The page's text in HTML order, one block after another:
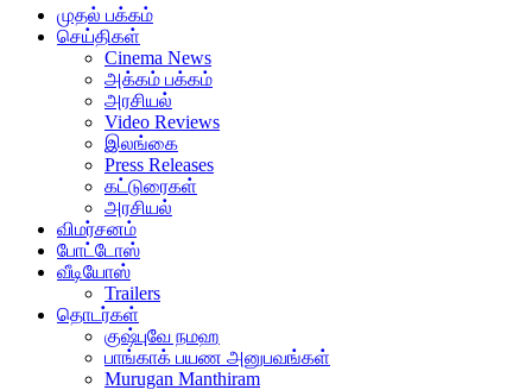
முதல் பக்கம்
செய்திகள்
Cinema News
அக்கம் பக்கம்
அரசியல்
Video Reviews
இலங்கை
Press Releases
கட்டுரைகள்
அரசியல்
விமர்சனம்
போட்டோஸ்
வீடியோஸ்
Trailers
தொடர்கள்
குஷ்புவே நமஹ
பாங்காக் பயண அனுபவங்கள்
Murugan Manthiram